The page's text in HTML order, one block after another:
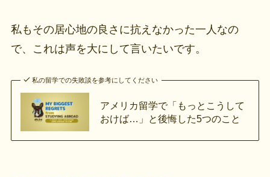
私もその居心地の良さに抗えなかった一人なの
で、これは声を大にして言いたいです。
私の留学での失敗談を参考にしてください
アメリカ留学で「もっとこうして
おけば…」と後悔した5つのこと